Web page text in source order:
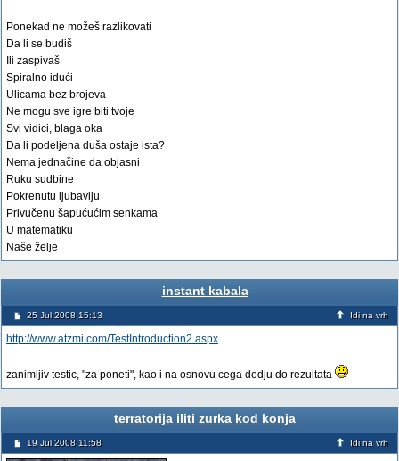
Ponekad ne možeš razlikovati
Da li se budiš
Ili zaspivaš
Spiralno idući
Ulicama bez brojeva
Ne mogu sve igre biti tvoje
Svi vidici, blaga oka
Da li podeljena duša ostaje ista?
Nema jednačine da objasni
Ruku sudbine
Pokrenutu ljubavlju
Privučenu šapućućim senkama
U matematiku
Naše želje
instant kabala
25 Jul 2008 15:13 Idi na vrh
http://www.atzmi.com/TestIntroduction2.aspx
zanimljiv testic, "za poneti", kao i na osnovu cega dodju do rezultata
terratorija iliti zurka kod konja
19 Jul 2008 11:58 Idi na vrh